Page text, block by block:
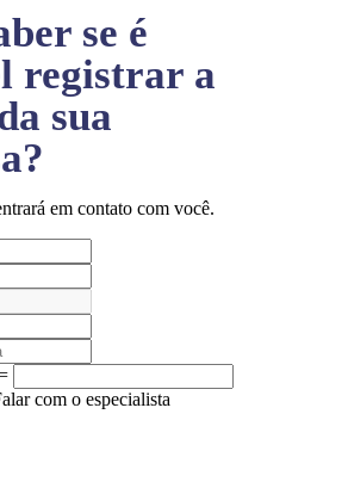
se é
registrar a
sua
em contato com você.
com o especialista